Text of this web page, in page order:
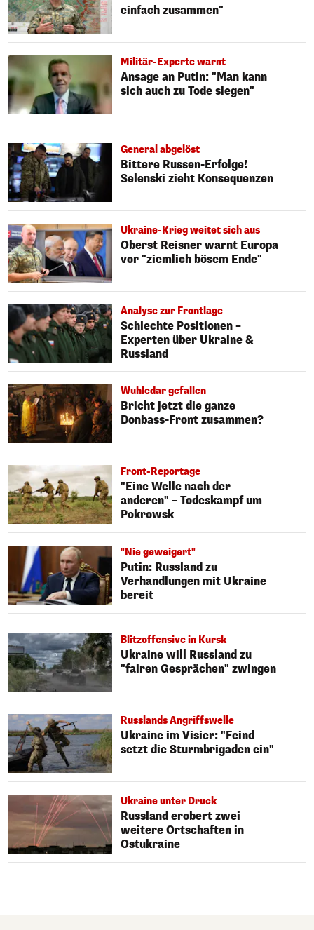
einfach zusammen"
Militär-Experte warnt
Ansage an Putin: "Man kann
sich auch zu Tode siegen"
General abgelöst
Bittere Russen-Erfolge!
Selenski zieht Konsequenzen
Ukraine-Krieg weitet sich aus
Oberst Reisner warnt Europa
vor "ziemlich bösem Ende"
Analyse zur Frontlage
Schlechte Positionen –
Experten über Ukraine &
Russland
Wuhledar gefallen
Bricht jetzt die ganze
Donbass-Front zusammen?
Front-Reportage
"Eine Welle nach der
anderen" – Todeskampf um
Pokrowsk
"Nie geweigert"
Putin: Russland zu
Verhandlungen mit Ukraine
bereit
Blitzoffensive in Kursk
Ukraine will Russland zu
"fairen Gesprächen" zwingen
Russlands Angriffswelle
Ukraine im Visier: "Feind
setzt die Sturmbrigaden ein"
Ukraine unter Druck
Russland erobert zwei
weitere Ortschaften in
Ostukraine